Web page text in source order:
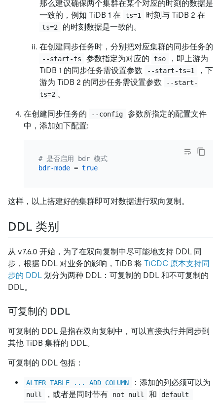
那么建议确保两个集群在某个对应的时刻的数据是
一致的，例如 TiDB 1 在
ts=1 时刻与 TiDB 2 在
ts=2 的时刻数据是一致的。
在创建同步任务时，分别把对应集群的同步任务的
--start-ts 参数指定为对应的 tso
，即上游为
TiDB 1 的同步任务需设置参数
--start-ts=1
，下
游为 TiDB 2 的同步任务需设置参数
--start-
ts=2 。
在创建同步任务的 --config
参数所指定的配置文件
中，添加如下配置:
# 是否启用 bdr 模式
bdr-mode = true
这样，以上搭建好的集群即可对数据进行双向复制。
DDL 类别
从 v7.6.0 开始，为了在双向复制中尽可能地支持 DDL 同
步，根据 DDL 对业务的影响，TiDB 将 TiCDC 原本支持同
步的 DDL 划分为两种 DDL：可复制的 DDL 和不可复制的
DDL。
可复制的 DDL
可复制的 DDL 是指在双向复制中，可以直接执行并同步到
其他 TiDB 集群的 DDL。
可复制的 DDL 包括：
ALTER TABLE ... ADD COLUMN ：添加的列必须可以为
null ，或者是同时带有 not null 和
default